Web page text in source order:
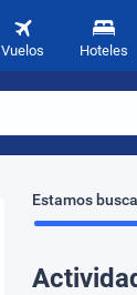
Vuelos Hoteles
Estamos